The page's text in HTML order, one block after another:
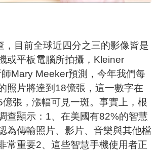
，目前全球近四分之三的影像皆是
或平板電腦所拍攝，Kleiner
Mary Meeker預測，今年我們每
照片將達到18億張，這一數字在
張，漲幅可見一斑。事實上，根
查顯示：1、在美國有82%的智慧
為傳輸照片、影片、音樂與其他檔
常重要2、這些智慧手機使用者正